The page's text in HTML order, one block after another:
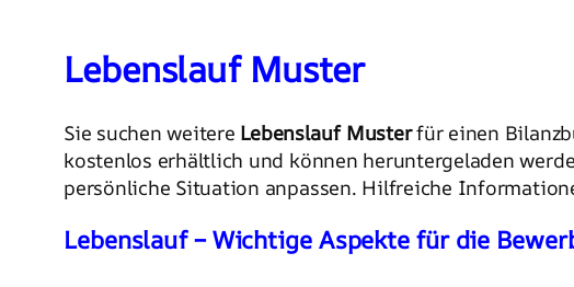
Lebenslauf Muster
Sie suchen weitere Lebenslauf Musterfür einen
kostenlos erhältlich und können heruntergeladen
persönliche Situation anpassen. Hilfreiche
Lebenslauf – Wichtige Aspekte für die